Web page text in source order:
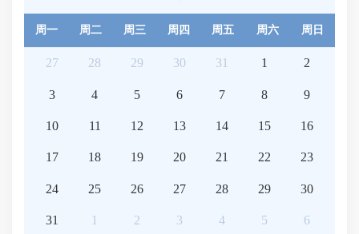
周一 周二 周三 周四 周五 周六 周日
27 28 29 30 31 1 2
3 4 5 6 7 8 9
10 11 12 13 14 15 16
17 18 19 20 21 22 23
24 25 26 27 28 29 30
31 1 2 3 4 5 6